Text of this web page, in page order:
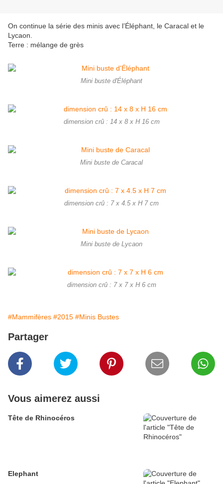
On continue la série des minis avec l’Éléphant, le Caracal et le
Lycaon.
Terre : mélange de grès
Mini buste d'Éléphant
dimension crû : 14 x 8 x H 16 cm
Mini buste de Caracal
dimension crû : 7 x 4.5 x H 7 cm
Mini buste de Lycaon
dimension crû : 7 x 7 x H 6 cm
#Mammifères #2015 #Minis Bustes
Partager
Vous aimerez aussi
Tête de Rhinocéros
Elephant